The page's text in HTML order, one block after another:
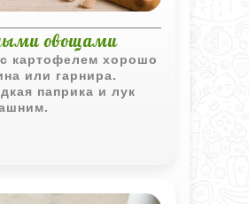
овощами
картофелем хорошо
или гарнира.
паприка и лук